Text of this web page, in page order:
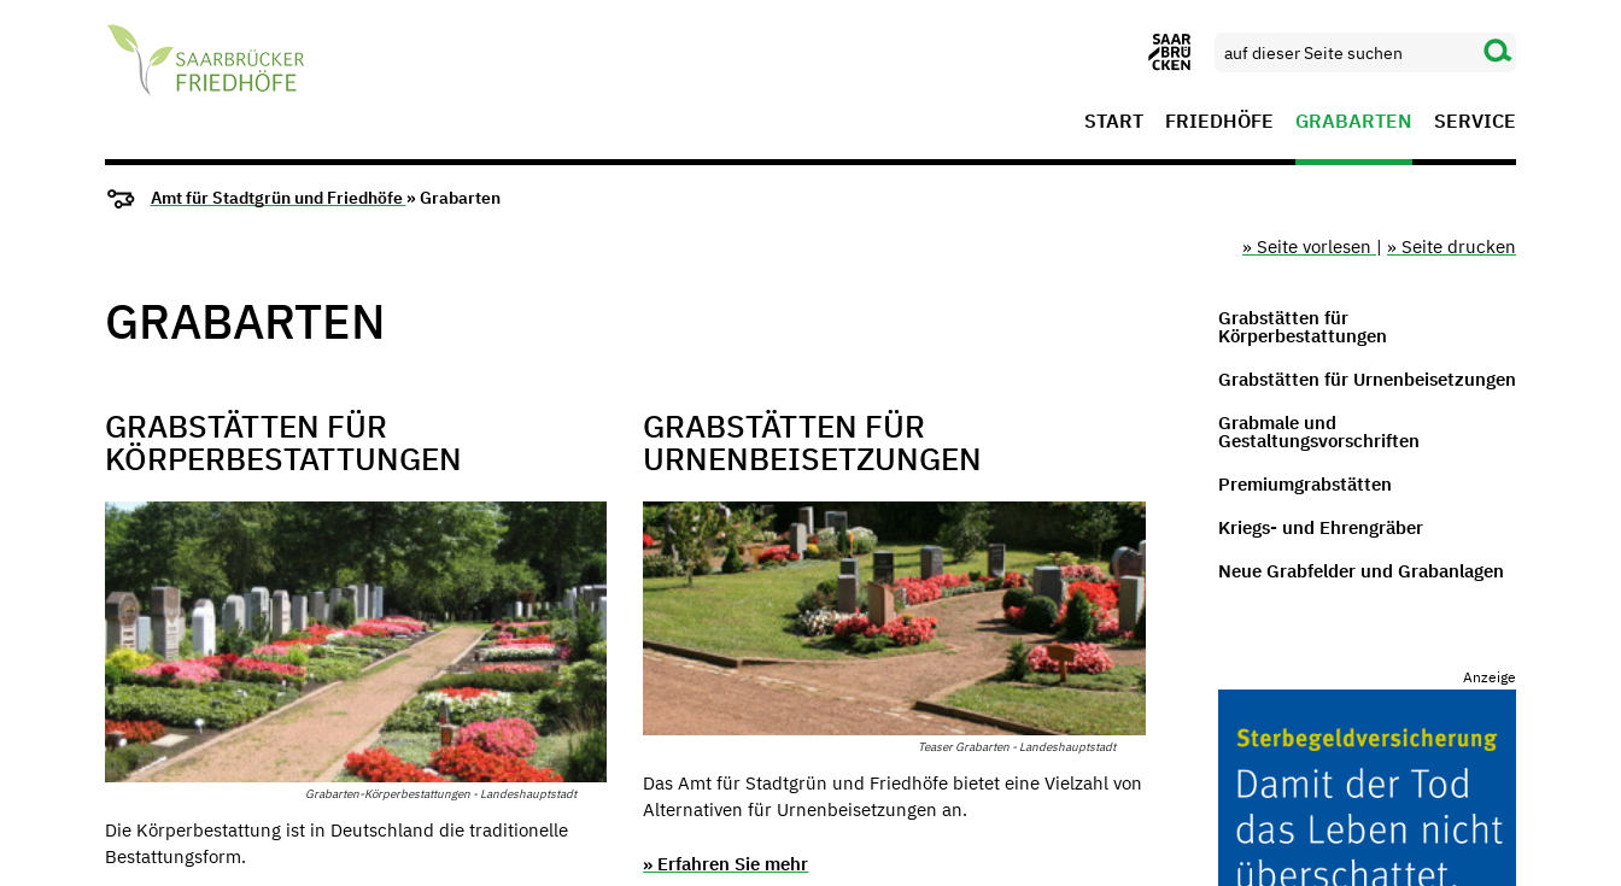
START FRIEDHÖFE GRABARTEN SERVICE
Amt für Stadtgrün und Friedhöfe » Grabarten
» Seite vorlesen | » Seite drucken
GRABARTEN
GRABSTÄTTEN FÜR
KÖRPERBESTATTUNGEN
Grabarten-Körperbestattungen - Landeshauptstadt
Die Körperbestattung ist in Deutschland die traditionelle
Bestattungsform.
GRABSTÄTTEN FÜR
URNENBEISETZUNGEN
Teaser Grabarten - Landeshauptstadt
Das Amt für Stadtgrün und Friedhöfe bietet eine Vielzahl von
Alternativen für Urnenbeisetzungen an.
» Erfahren Sie mehr
Grabstätten für
Körperbestattungen
Grabstätten für Urnenbeisetzungen
Grabmale und
Gestaltungsvorschriften
Premiumgrabstätten
Kriegs- und Ehrengräber
Neue Grabfelder und Grabanlagen
Anzeige